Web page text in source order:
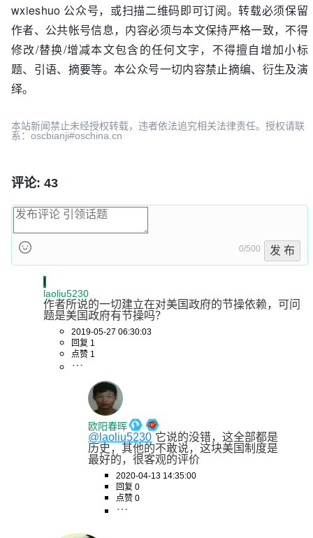
wxieshuo 公众号，或扫描二维码即可订阅。转载必须保留
作者、公共帐号信息，内容必须与本文保持严格一致，不得
修改/替换/增减本文包含的任何文字，不得擅自增加小标
题、引语、摘要等。本公众号一切内容禁止摘编、衍生及演
绎。
本站新闻禁止未经授权转载，违者依法追究相关法律责任。授权请联
系：oscbianji#oschina.cn
评论: 43
0/500 发 布
laoliu5230
作者所说的一切建立在对美国政府的节操依赖，可问
题是美国政府有节操吗？
2019-05-27 06:30:03
回复 1
点赞 1
欧阳春晖
@laoliu5230 它说的没错，这全部都是
历史，其他的不敢说，这块美国制度是
最好的，很客观的评价
2020-04-13 14:35:00
回复 0
点赞 0